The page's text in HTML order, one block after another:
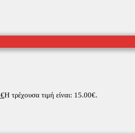
€Η τρέχουσα τιμή είναι: 15.00€.